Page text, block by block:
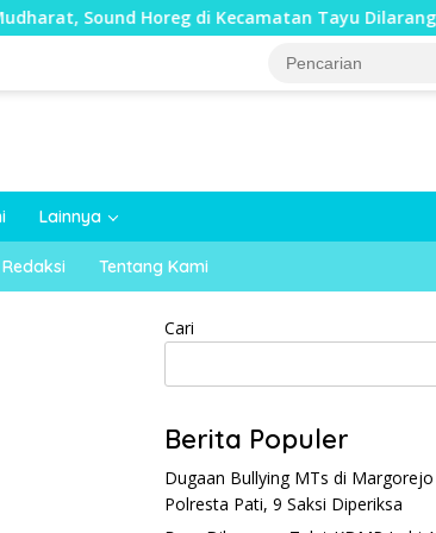
di Kecamatan Tayu Dilarang Dua
Lainnya
Tentang Kami
Cari
Berita Populer
Dugaan Bullying MTs di
Polresta Pati, 9 Saksi Diperiksa